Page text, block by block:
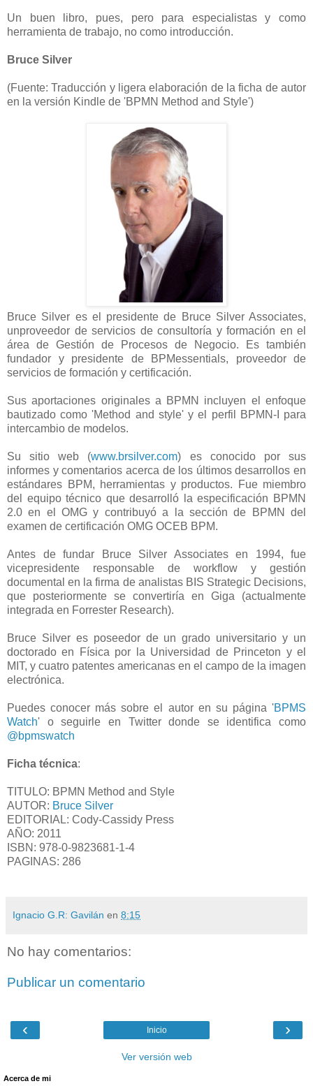
Un buen libro, pues, pero para especialistas y como
herramienta de trabajo, no como introducción.
Bruce Silver
(Fuente: Traducción y ligera elaboración de la ficha de autor
en la versión Kindle de 'BPMN Method and Style')
Bruce Silver es el presidente de Bruce Silver Associates,
unproveedor de servicios de consultoría y formación en el
área de Gestión de Procesos de Negocio. Es también
fundador y presidente de BPMessentials, proveedor de
servicios de formación y certificación.
Sus aportaciones originales a BPMN incluyen el enfoque
bautizado como 'Method and style' y el perfil BPMN-I para
intercambio de modelos.
Su sitio web (www.brsilver.com) es conocido por sus
informes y comentarios acerca de los últimos desarrollos en
estándares BPM, herramientas y productos. Fue miembro
del equipo técnico que desarrolló la especificación BPMN
2.0 en el OMG y contribuyó a la sección de BPMN del
examen de certificación OMG OCEB BPM.
Antes de fundar Bruce Silver Associates en 1994, fue
vicepresidente responsable de workflow y gestión
documental en la firma de analistas BIS Strategic Decisions,
que posteriormente se convertiría en Giga (actualmente
integrada en Forrester Research).
Bruce Silver es poseedor de un grado universitario y un
doctorado en Física por la Universidad de Princeton y el
MIT, y cuatro patentes americanas en el campo de la imagen
electrónica.
Puedes conocer más sobre el autor en su página 'BPMS
Watch' o seguirle en Twitter donde se identifica como
@bpmswatch
Ficha técnica:
TITULO: BPMN Method and Style
AUTOR: Bruce Silver
EDITORIAL: Cody-Cassidy Press
AÑO: 2011
ISBN: 978-0-9823681-1-4
PAGINAS: 286
Ignacio G.R: Gavilán en 8:15
No hay comentarios:
Publicar un comentario
‹ ›
Inicio
Ver versión web
Acerca de mi